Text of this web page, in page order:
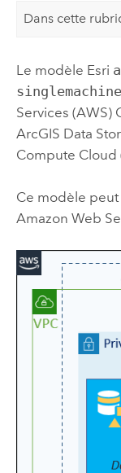
Dans cette
Le modèle Esri
Services (AWS)
ArcGIS Data
Compute Cloud
Ce modèle peut
Amazon Web